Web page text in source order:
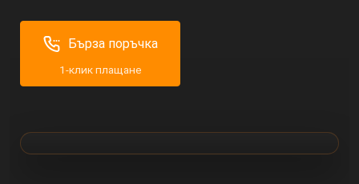
Бърза поръчка
1-клик плащане